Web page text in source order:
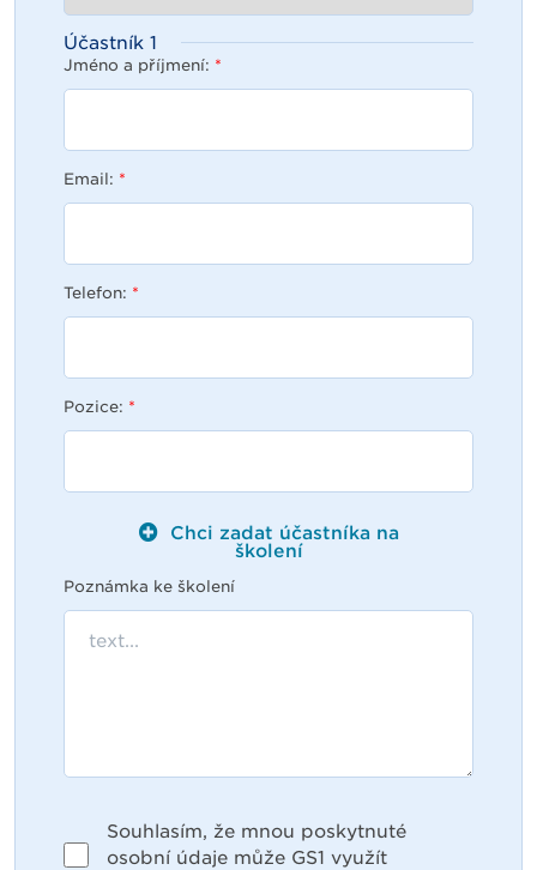
Účastník 1
Jméno a příjmení: *
Email: *
Telefon: *
Pozice: *
Chci zadat účastníka na
školení
Poznámka ke školení
Souhlasím, že mnou poskytnuté
osobní údaje může GS1 využít